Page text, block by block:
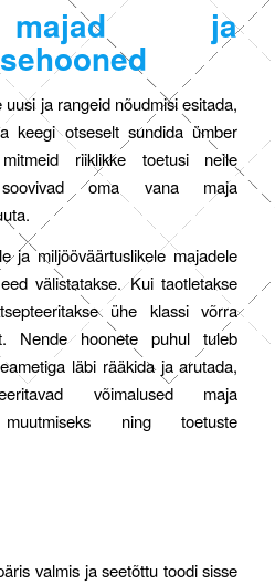
ja
ja rangeid nõudmisi esitada,
keegi otseselt sundida ümber
riiklikke toetusi neile
oma vana maja
ja miljööväärtuslikele majadele
välistatakse. Kui taotletakse
ühe klassi võrra
Nende hoonete puhul tuleb
läbi rääkida ja arutada,
võimalused maja
muutmiseks ning toetuste
valmis ja seetõttu toodi sisse